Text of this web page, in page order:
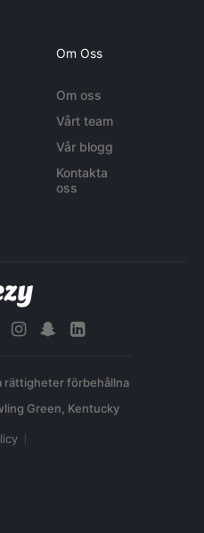
Om Oss
Om oss
Vårt team
Vår blogg
Kontakta
oss
rättigheter förbehållna